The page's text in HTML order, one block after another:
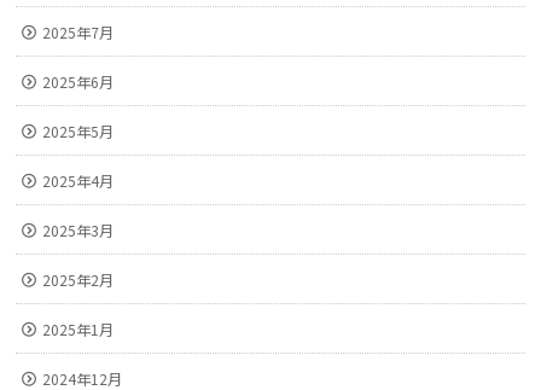
2025年7月
2025年6月
2025年5月
2025年4月
2025年3月
2025年2月
2025年1月
2024年12月